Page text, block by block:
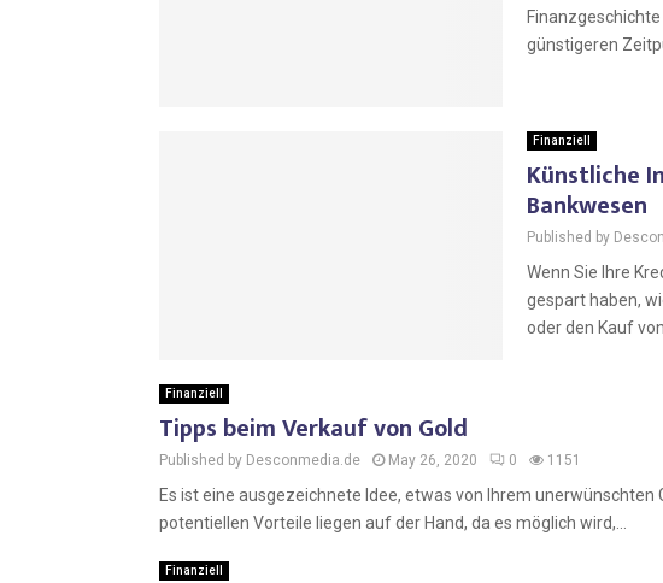
günstigeren
Finanziell
Künstliche
Bankwesen
Published by
Wenn Sie Ihre
gespart haben,
oder den Kauf
Finanziell
Tipps beim Verkauf von Gold
Published by Desconmedia.de May 26, 2020 0 1151
Es ist eine ausgezeichnete Idee, etwas von Ihrem unerwünschten
potentiellen Vorteile liegen auf der Hand, da es möglich wird,...
Finanziell